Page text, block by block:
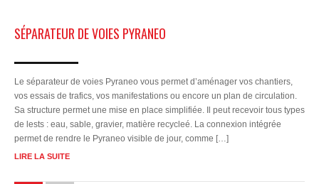
SÉPARATEUR DE VOIES PYRANEO
Le séparateur de voies Pyraneo vous permet d’aménager vos chantiers,
vos essais de trafics, vos manifestations ou encore un plan de circulation.
Sa structure permet une mise en place simplifiée. Il peut recevoir tous types
de lests : eau, sable, gravier, matière recycleé. La connexion intégrée
permet de rendre le Pyraneo visible de jour, comme […]
LIRE LA SUITE